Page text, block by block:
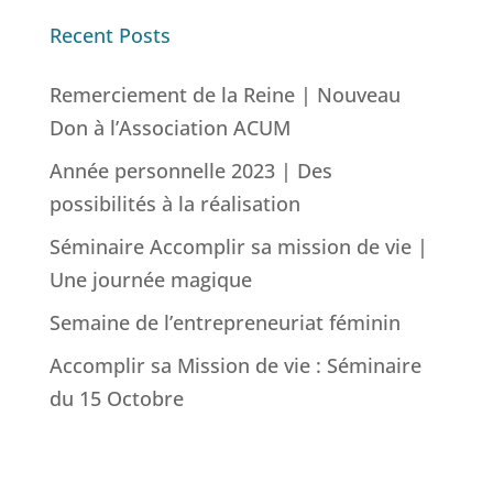
Recent Posts
Remerciement de la Reine | Nouveau
Don à l’Association ACUM
Année personnelle 2023 | Des
possibilités à la réalisation
Séminaire Accomplir sa mission de vie |
Une journée magique
Semaine de l’entrepreneuriat féminin
Accomplir sa Mission de vie : Séminaire
du 15 Octobre